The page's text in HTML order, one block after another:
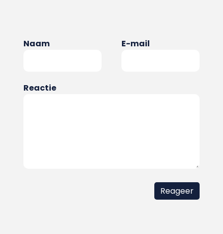
Naam E-mail
Reactie